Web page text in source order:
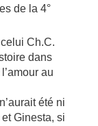
de la 4°
Ch.C.
dans
au
été ni
Ginesta, si